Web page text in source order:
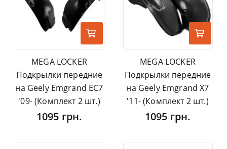
MEGA LOCKER
Подкрылки передние
на Geely Emgrand EC7
'09- (Комплект 2 шт.)
1095 грн.
MEGA LOCKER
Подкрылки передние
на Geely Emgrand X7
'11- (Комплект 2 шт.)
1095 грн.